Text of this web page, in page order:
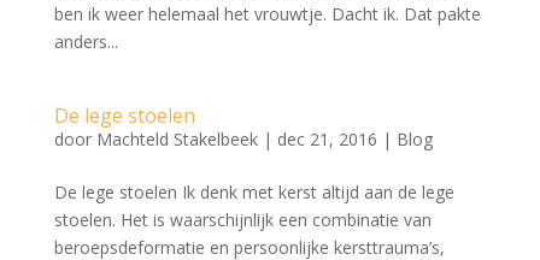
ben ik weer helemaal het vrouwtje. Dacht ik. Dat pakte
anders...
De lege stoelen
door Machteld Stakelbeek| dec 21, 2016 | Blog
De lege stoelen Ik denk met kerst altijd aan de lege
stoelen. Het is waarschijnlijk een combinatie van
beroepsdeformatie en persoonlijke kersttrauma’s,